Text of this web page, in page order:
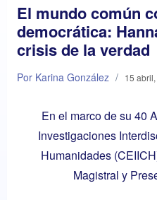
El mundo común
democrática:
crisis de la verdad
Por Karina González / 15
En el marco de su 40
Investigaciones
Humanidades
Magistral y